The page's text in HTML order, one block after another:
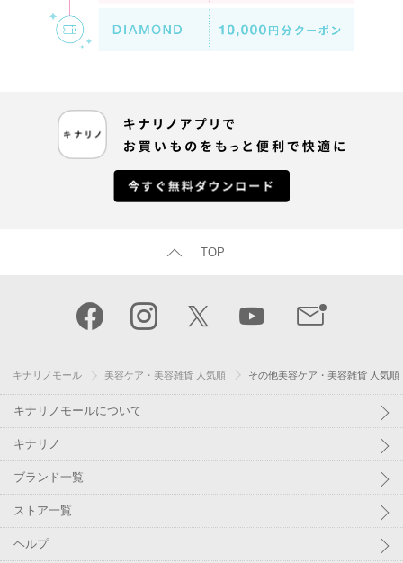
TOP
キナリノモール 美容ケア・美容雑貨 人気順 その他美容ケア・美容雑貨 人気順
キナリノモールについて
キナリノ
ブランド一覧
ストア一覧
ヘルプ